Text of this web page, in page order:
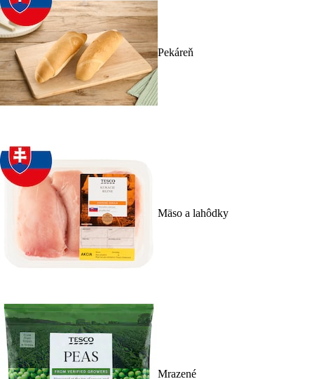
Pekáreň
Mäso a lahôdky
Mrazené